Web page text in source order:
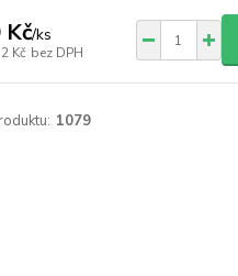
Kč/ks
Kč bez DPH
1079